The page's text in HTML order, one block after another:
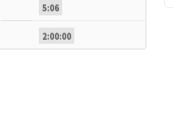
5:06
2:00:00